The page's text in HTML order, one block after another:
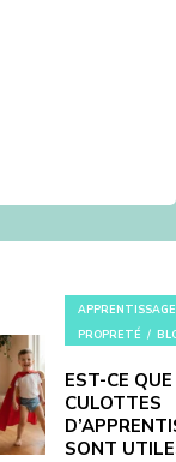
APPRENTISSAGE
PROPRETÉ
EST-CE
CULOTTES
SONT